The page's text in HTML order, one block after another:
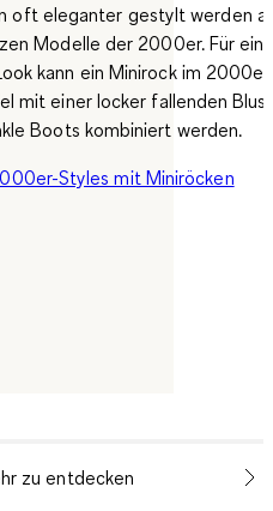
oft eleganter gestylt werden
Modelle der 2000er. Für
kann ein Minirock im
mit einer locker fallenden
Boots kombiniert werden.
Styles mit Miniröcken
zu entdecken